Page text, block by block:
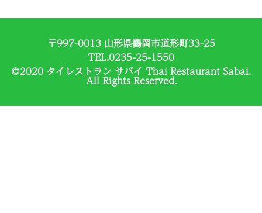
〒997-0013 山形県鶴岡市道形町33-25
TEL.0235-25-1550
©2020 タイレストラン サバイ Thai Restaurant Sabai.
All Rights Reserved.